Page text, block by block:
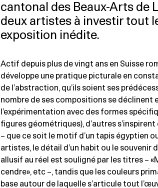
cantonal des Beaux-Arts de
deux artistes à investir tout
exposition inédite.
Actif depuis plus de vingt ans en Suisse
développe une pratique picturale en
de l’abstraction, qu’ils soient ses
nombre de ses compositions se déclinent
l’expérimentation avec des formes
figures géométriques), d’autres
– que ce soit le motif d’un tapis égyptien
artistes, le détail d’un habit ou le souvenir
allusif au réel est souligné par les titres –
cendre», etc –, tandis que les couleurs
base autour de laquelle s’articule tout